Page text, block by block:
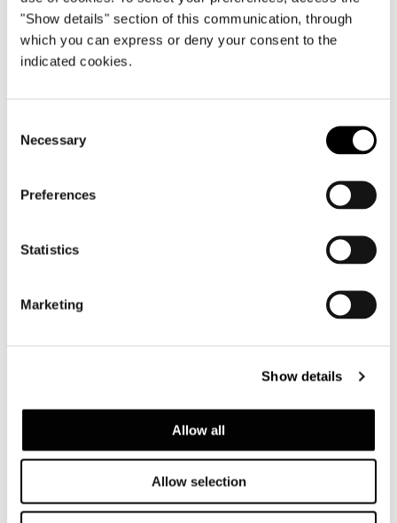
"Show details" section of this communication, through
which you can express or deny your consent to the
indicated cookies.
Selection
Necessary
Preferences
Statistics
Marketing
Show details
Allow all
Allow selection